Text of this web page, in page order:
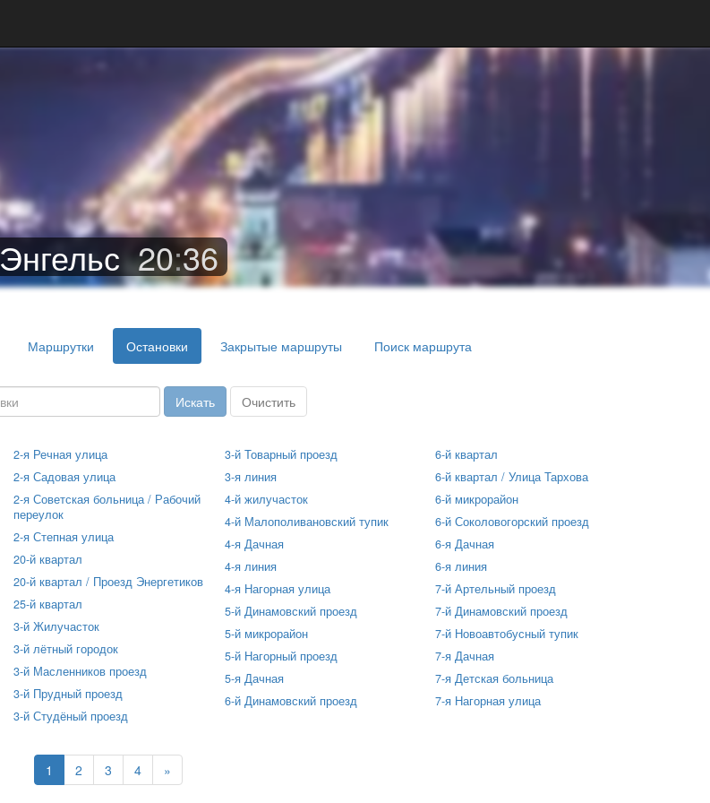
Энгельс 20:36
Маршрутки Остановки Закрытые маршруты Поиск маршрута
2-я Речная улица
2-я Садовая улица
2-я Советская больница / Рабочий
переулок
2-я Степная улица
20-й квартал
20-й квартал / Проезд Энергетиков
25-й квартал
3-й Жилучасток
3-й лётный городок
3-й Масленников проезд
3-й Прудный проезд
3-й Студёный проезд
3-й Товарный проезд
3-я линия
4-й жилучасток
4-й Малополивановский тупик
4-я Дачная
4-я линия
4-я Нагорная улица
5-й Динамовский проезд
5-й микрорайон
5-й Нагорный проезд
5-я Дачная
6-й Динамовский проезд
6-й квартал
6-й квартал / Улица Тархова
6-й микрорайон
6-й Соколовогорский проезд
6-я Дачная
6-я линия
7-й Артельный проезд
7-й Динамовский проезд
7-й Новоавтобусный тупик
7-я Дачная
7-я Детская больница
7-я Нагорная улица
1 2 3 4 »